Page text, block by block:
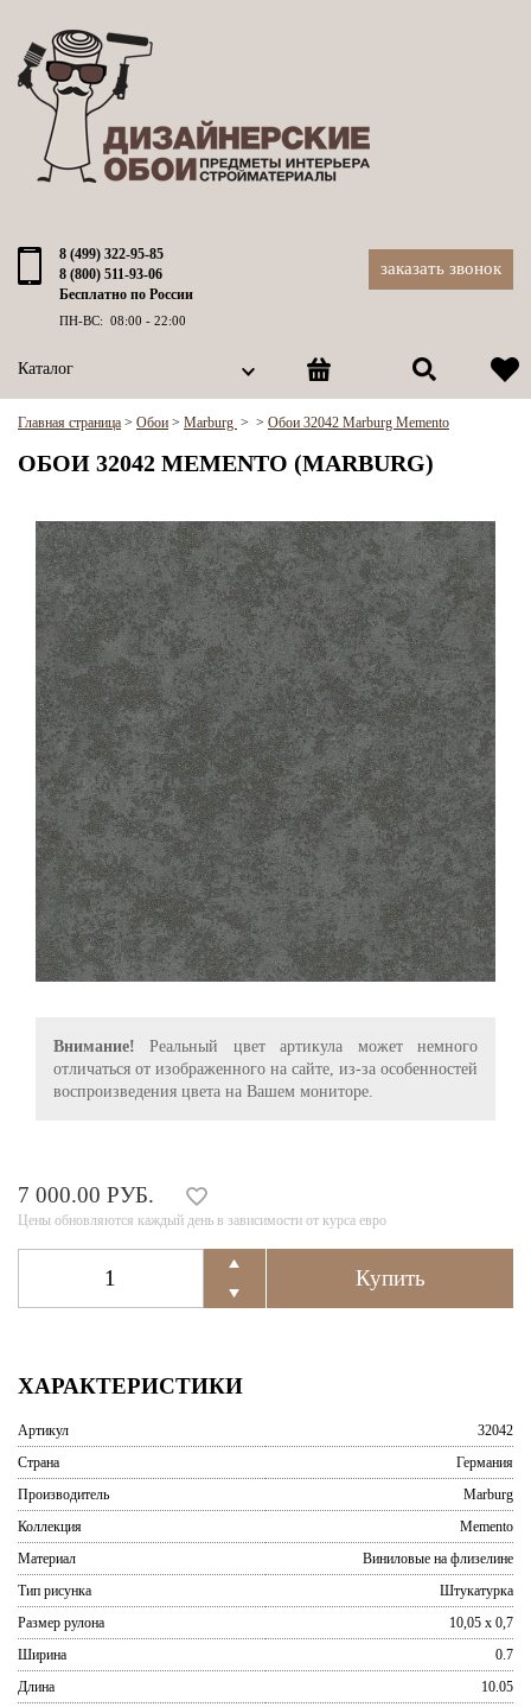
8 (499) 322-95-85
8 (800) 511-93-06
Бесплатно по России
ПН-ВС: 08:00 - 22:00
заказать звонок
Каталог
Главная страница > Обои > Marburg > > Обои 32042 Marburg Memento
ОБОИ 32042 MEMENTO (MARBURG)
Внимание! Реальный цвет артикула может немного
отличаться от изображенного на сайте, из-за особенностей
воспроизведения цвета на Вашем мониторе.
7 000.00 РУБ.
Цены обновляются каждый день в зависимости от курса евро
ХАРАКТЕРИСТИКИ
Артикул
32042
Страна
Германия
Производитель
Marburg
Коллекция
Memento
Материал
Виниловые на флизелине
Тип рисунка
Штукатурка
Размер рулона
10,05 x 0,7
Ширина
0.7
Длина
10.05